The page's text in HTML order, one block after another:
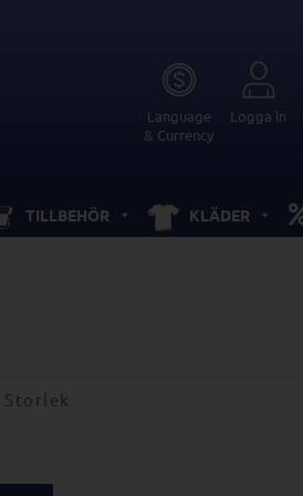
Language
& Currency
Logga in
TILLBEHÖR KLÄDER
Storlek